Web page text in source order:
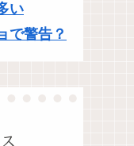
い
で警告？